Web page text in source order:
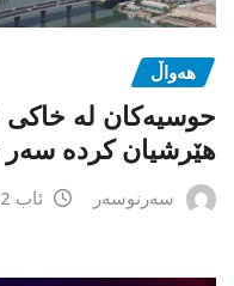
هەواڵ
حوسیەکان لە خاکی
هێرشیان کردە سەر
سەرنوسەر ئاب 2, 2026